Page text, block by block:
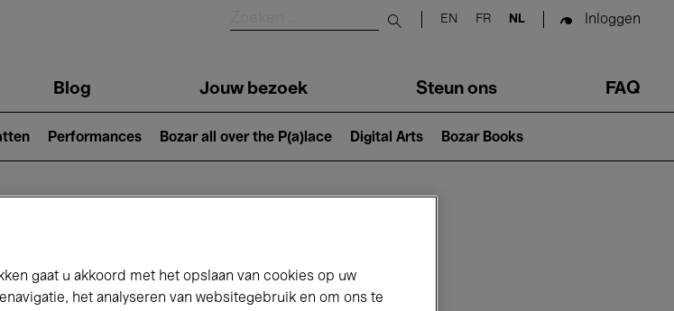
Submit search
EN FR NL Inloggen
Blog Jouw bezoek Steun ons FAQ
Performances Bozar all over the P(a)lace Digital Arts Bozar Books
gaat u akkoord met het opslaan van cookies op uw
het analyseren van websitegebruik en om ons te